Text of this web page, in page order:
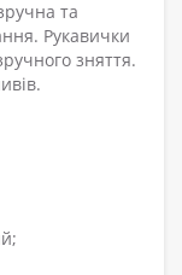
та
Рукавички
зняття.